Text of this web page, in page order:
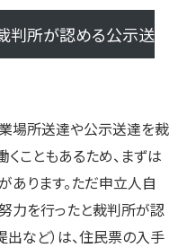
判所が認める公示送
場所送達や公示送達を裁
こともあるため、まずは
ります。ただ申立人自
力を行ったと裁判所が認
など）は、住民票の入手